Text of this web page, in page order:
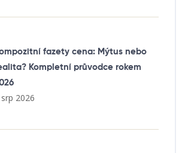
fazety cena: Mýtus nebo
Kompletní průvodce rokem
2026